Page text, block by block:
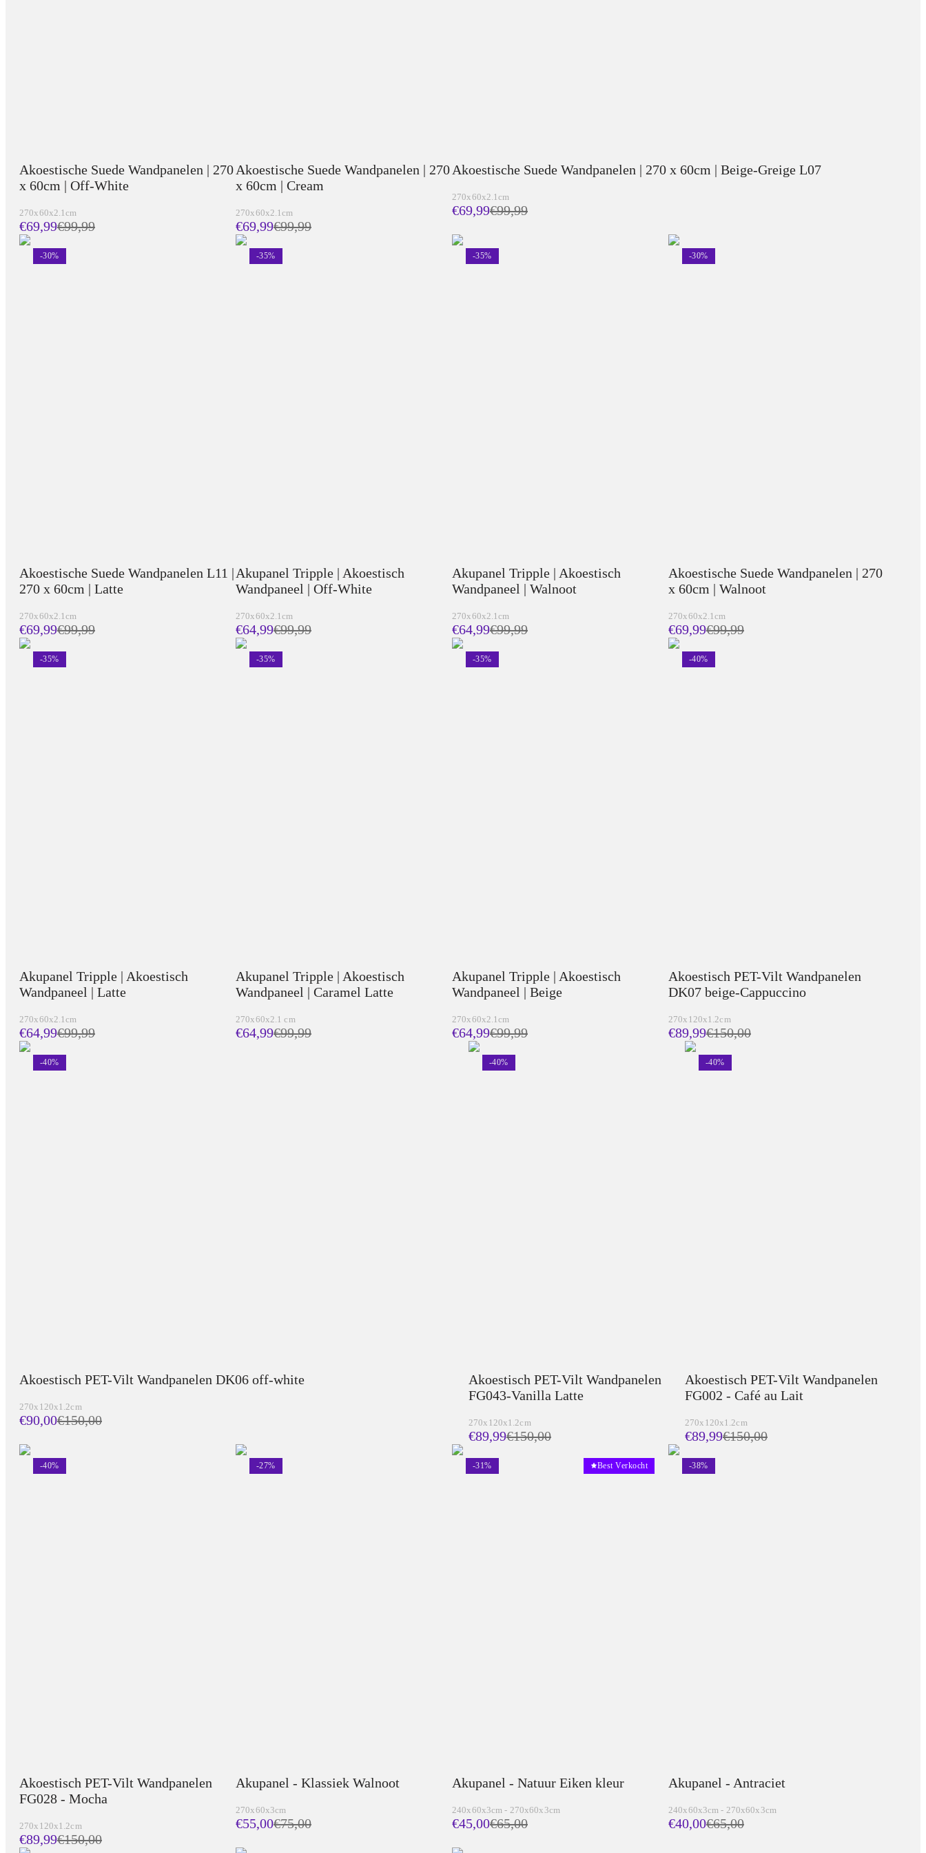
Akoestische Suede Wandpanelen | 270
x 60cm | Off-White
270x60x2.1cm
€69,99€99,99
Akoestische Suede Wandpanelen | 270
x 60cm | Cream
270x60x2.1cm
€69,99€99,99
Akoestische Suede Wandpanelen | 270 x 60cm | Beige-Greige L07
270x60x2.1cm
€69,99€99,99
-30%
Akoestische Suede Wandpanelen L11 |
270 x 60cm | Latte
270x60x2.1cm
€69,99€99,99
-35%
Akupanel Tripple | Akoestisch
Wandpaneel | Off-White
270x60x2.1cm
€64,99€99,99
-35%
Akupanel Tripple | Akoestisch
Wandpaneel | Walnoot
270x60x2.1cm
€64,99€99,99
-30%
Akoestische Suede Wandpanelen | 270
x 60cm | Walnoot
270x60x2.1cm
€69,99€99,99
-35%
Akupanel Tripple | Akoestisch
Wandpaneel | Latte
270x60x2.1cm
€64,99€99,99
-35%
Akupanel Tripple | Akoestisch
Wandpaneel | Caramel Latte
270x60x2.1 cm
€64,99€99,99
-35%
Akupanel Tripple | Akoestisch
Wandpaneel | Beige
270x60x2.1cm
€64,99€99,99
-40%
Akoestisch PET-Vilt Wandpanelen
DK07 beige-Cappuccino
270x120x1.2cm
€89,99€150,00
-40%
Akoestisch PET-Vilt Wandpanelen DK06 off-white
270x120x1.2cm
€90,00€150,00
-40%
Akoestisch PET-Vilt Wandpanelen
FG043-Vanilla Latte
270x120x1.2cm
€89,99€150,00
-40%
Akoestisch PET-Vilt Wandpanelen
FG002 - Café au Lait
270x120x1.2cm
€89,99€150,00
-40%
Akoestisch PET-Vilt Wandpanelen
FG028 - Mocha
270x120x1.2cm
€89,99€150,00
-27%
Akupanel - Klassiek Walnoot
270x60x3cm
€55,00€75,00
-31% Best Verkocht
Akupanel - Natuur Eiken kleur
240x60x3cm - 270x60x3cm
€45,00€65,00
-38%
Akupanel - Antraciet
240x60x3cm - 270x60x3cm
€40,00€65,00